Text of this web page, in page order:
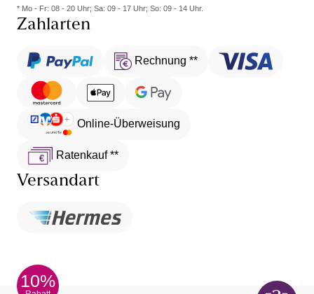
Push-Up Bikini - Für ein hübsches Dekolleté
Unterstützung deiner Brüste
Bustier Bikini - Wenn du auch gerne mal eine runde
Volley-Ball am Strand spielst
* Mo - Fr: 08 - 20 Uhr; Sa: 09 - 17 Uhr; So: 09 - 14 Uhr.
Zahlarten
Rechnung **
Online-Überweisung
Ratenkauf **
Versandart
10%